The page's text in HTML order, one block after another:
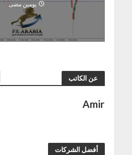
يومين مضى
عن الكاتب
Amir
أفضل الشركات